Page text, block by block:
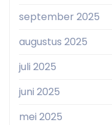
september 2025
augustus 2025
juli 2025
juni 2025
mei 2025